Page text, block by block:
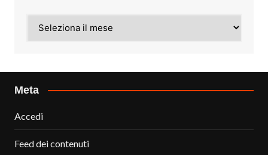
Meta
Accedi
Feed dei contenuti